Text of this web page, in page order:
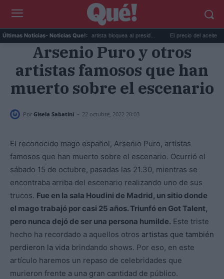
Últimas Noticias- Noticias Que!:
Taylor Swift y Trump: la artista bloquea al presid... El precio del aceite de
Arsenio Puro y otros
artistas famosos que han
muerto sobre el escenario
Por Gisela Sabatini - 22 octubre, 2022 20:03
El reconocido mago español, Arsenio Puro, artistas
famosos que han muerto sobre el escenario. Ocurrió el
sábado 15 de octubre, pasadas las 21.30, mientras se
encontraba arriba del escenario realizando uno de sus
trucos. Fue en la sala Houdini de Madrid, un sitio donde
el mago trabajó por casi 25 años. Triunfó en Got Talent,
pero nunca dejó de ser una persona humilde. Este triste
hecho ha recordado a aquellos otros artistas que también
perdieron la vida brindando shows. Por eso, en este
artículo haremos un repaso de celebridades que
murieron frente a una gran cantidad de público.